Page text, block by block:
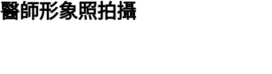
醫師形象照拍攝